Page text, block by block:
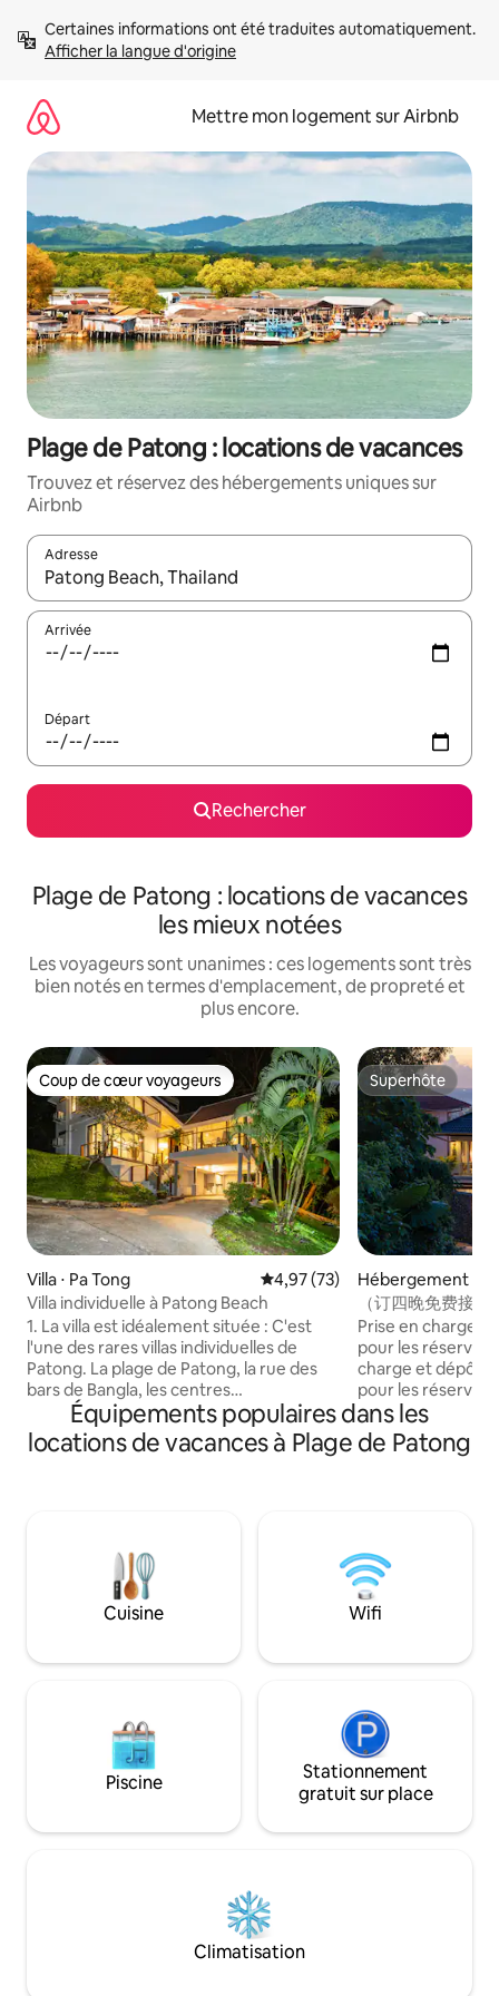
directement
Afficher la langue d'origine
Mettre mon logement sur Airbnb
Plage de Patong : locations de vacances
Trouvez et réservez des hébergements uniques sur
Airbnb
Adresse
Lorsque les résultats s'affichent, utilisez les flèches vers le
Arrivée
Départ
Rechercher
Plage de Patong : locations de vacances
les mieux notées
Les voyageurs sont unanimes : ces logements sont très
bien notés en termes d'emplacement, de propreté et
plus encore.
Coup de cœur voyageurs
Coup de cœur voyageurs
Villa ⋅ Pa Tong Évaluation moyenne sur la
4,97 (73)
Villa individuelle à Patong Beach
1. La villa est idéalement située : C'est
l'une des rares villas individuelles de
Patong. La plage de Patong, la rue des
bars de Bangla, les centres
commerciaux et la plage de Karon Kata,
situés au centre, ne sont qu'à 5 à 10
minutes en voiture. L'accès est facile et
profiter d'un moment personnel, intime
moderne et simple : La villa a été
construite et rénovée en 2024. Elle
accueillir 6 personnes, ou 7 personnes
d'un balcon extérieur et d'une salle de
bain avec séparation sèche et humide,
garantissant l'intimité et le confort de
chaque client. 3. Aménagement de la
espace de détente extérieur et un
premier étage : chambres chaleureuses,
cuisine entièrement équipée et salon
vitré. Depuis le salon, vous pouvez
accéder directement à la piscine. Le
Superhôte
Superhôte
Hébergement ⋅
（订四晚免费接
chambres, vue
Patong
Prise en charge
pour les
charge et dépôt
pour les
service de petit
à la villa et peut
moyennant des
commercial
la plage de
de Bangla. La
trois étages,
d'Italie, quatre
WC, trois balcons
(deux machines
foot), piscine 12
électrique, vue
vue sur la
maison, salon
Équipements populaires dans les
locations de vacances à Plage de Patong
Cuisine Wifi
Piscine
Stationnement
gratuit sur place
Climatisation